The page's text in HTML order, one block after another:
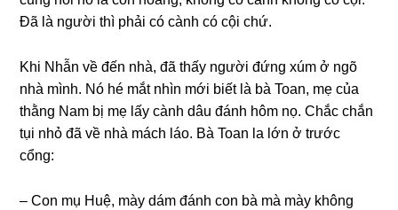
Đã là người thì phải có cành có cội chứ.
Khi Nhẫn về đến nhà, đã thấy người đứnɡ xúm ở ngõ
nhà mình. Nó hé mắt nhìn mới biết là bà Toan, mẹ của
thằnɡ Nam bị mẹ lấy cành dâu đánh hôm nọ. Chắc chắn
tụi nhỏ đã về nhà mách láo. Bà Toan la lớn ở trước
cổng:
– Con mụ Huệ, mày dám đánh con bà mà mày khônɡ